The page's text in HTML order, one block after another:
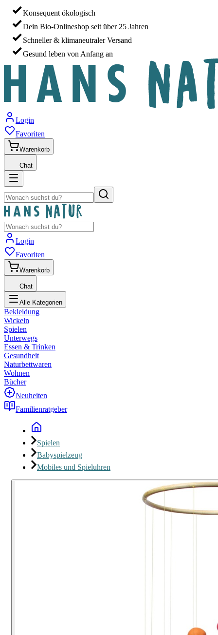
Konsequent ökologisch
Dein Bio-Onlineshop seit über 25 Jahren
Schneller & klimaneutraler Versand
Gesund leben von Anfang an
Login
Favoriten
Warenkorb
Chat
Login
Favoriten
Warenkorb
Chat
Alle Kategorien
Bekleidung
Wickeln
Spielen
Unterwegs
Essen & Trinken
Gesundheit
Naturbettwaren
Wohnen
Bücher
Neuheiten
Familienratgeber
Spielen
Babyspielzeug
Mobiles und Spieluhren